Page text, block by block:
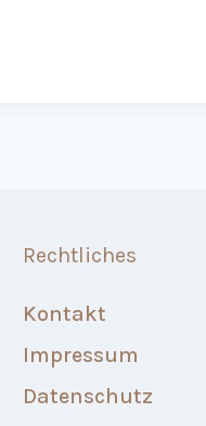
Rechtliches
Kontakt
Impressum
Datenschutz